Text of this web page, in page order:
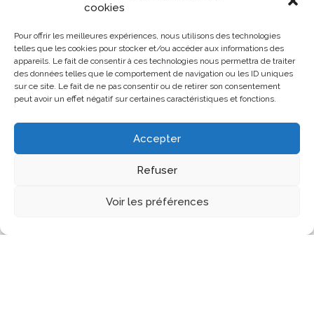
cookies
Pour offrir les meilleures expériences, nous utilisons des technologies
telles que les cookies pour stocker et/ou accéder aux informations des
appareils. Le fait de consentir à ces technologies nous permettra de traiter
des données telles que le comportement de navigation ou les ID uniques
sur ce site. Le fait de ne pas consentir ou de retirer son consentement
peut avoir un effet négatif sur certaines caractéristiques et fonctions.
Accepter
Refuser
Voir les préférences
Assises 2024
Editions précédentes